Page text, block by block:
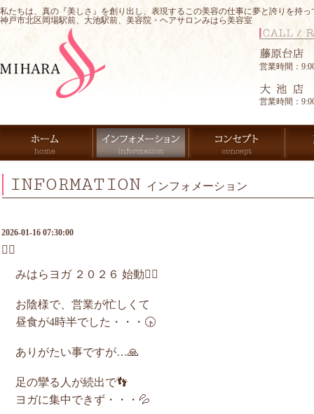
私たちは、真の『美しさ』を創り出し、表現するこの美容の仕事に夢と誇りを持
神戸市北区岡場駅前、大池駅前、美容院・ヘアサロンみはら美容室
営業時間：
営業時間：
INFORMATION インフォメーション
2026-01-16 07:30:00
🧘‍♀️
みはらヨガ ２０２６ 始動🧘‍♀️
お陰様で、営業が忙しくて
昼食が4時半でした・・・🕟
ありがたい事ですが…🙏
足の攣る人が続出で👣
ヨガに集中できず・・・💦